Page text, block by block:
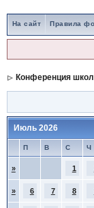
На сайт Правила
Конференция
Июль 2026
П В С Ч
» 1
» 6 7 8